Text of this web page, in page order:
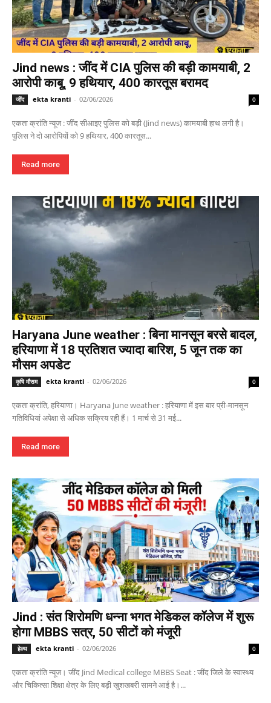
Jind news : जींद में CIA पुलिस की बड़ी कामयाबी, 2
आरोपी काबू, 9 हथियार, 400 कारतूस बरामद
जींद ekta kranti - 02/06/2026 0
एकता क्रांति न्यूज : जींद सीआइए पुलिस को बड़ी (Jind news) कामयाबी हाथ लगी है।
पुलिस ने दो आरोपियों को 9 हथियार, 400 कारतूस...
Read more
Haryana June weather : बिना मानसून बरसे बादल,
हरियाणा में 18 प्रतिशत ज्यादा बारिश, 5 जून तक का
मौसम अपडेट
कृषि मौसम ekta kranti - 02/06/2026 0
एकता क्रांति, हरियाणा। Haryana June weather : हरियाणा में इस बार प्री-मानसून
गतिविधियां अपेक्षा से अधिक सक्रिय रही हैं। 1 मार्च से 31 मई...
Read more
Jind : संत शिरोमणि धन्ना भगत मेडिकल कॉलेज में शुरू
होगा MBBS सत्र, 50 सीटों को मंजूरी
हेल्थ ekta kranti - 02/06/2026 0
एकता क्रांति न्यूज। जींद Jind Medical college MBBS Seat : जींद जिले के स्वास्थ्य
और चिकित्सा शिक्षा क्षेत्र के लिए बड़ी खुशखबरी सामने आई है।...